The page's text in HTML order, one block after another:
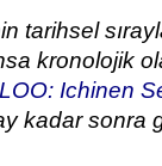
tarihsel
kronolojik
Ichinen
kadar sonra